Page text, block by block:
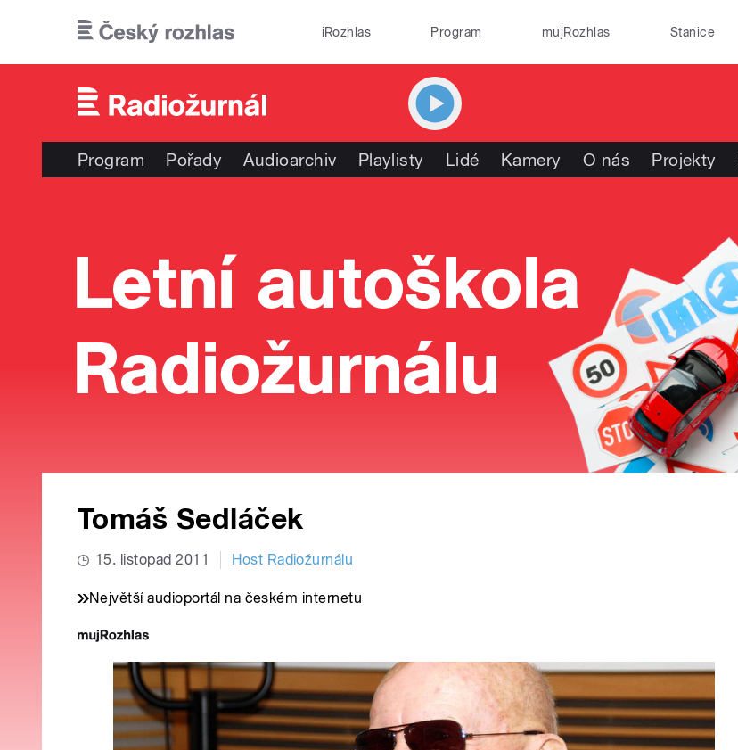
iRozhlas Program mujRozhlas Stanice
Program Pořady Audioarchiv Playlisty Lidé Kamery O nás Projekty
Tomáš Sedláček
15. listopad 2011 Host Radiožurnálu
Největší audioportál na českém internetu